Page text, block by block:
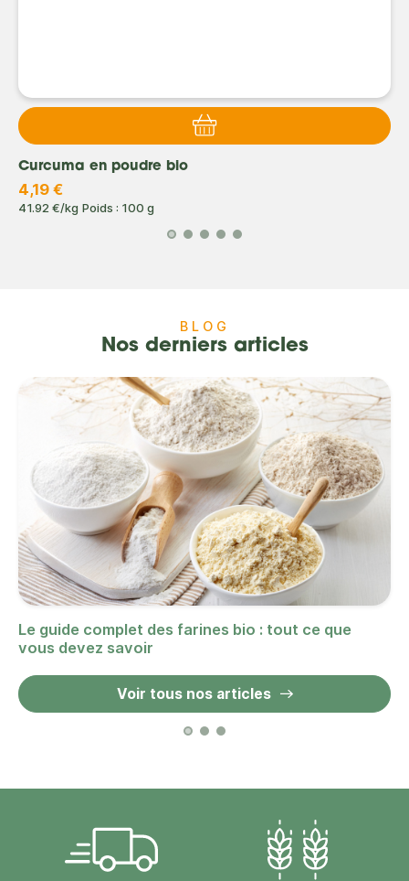
Curcuma en poudre bio
4,19 €
41.92 €/kg Poids : 100 g
BLOG
Nos derniers articles
Le guide complet des farines bio : tout ce que
vous devez savoir
Voir tous nos articles